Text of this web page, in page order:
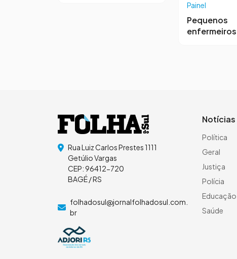
Painel
Pequenos
enfermeiros
Rua Luiz Carlos Prestes 1111
Getúlio Vargas
CEP: 96412-720
BAGÉ / RS
folhadosul@jornalfolhadosul.com.
br
Notícias
Política
Geral
Justiça
Polícia
Educação
Saúde